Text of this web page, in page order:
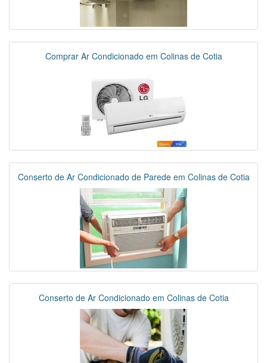
Comprar Ar Condicionado em Colinas de Cotia
Conserto de Ar Condicionado de Parede em Colinas de Cotia
Conserto de Ar Condicionado em Colinas de Cotia